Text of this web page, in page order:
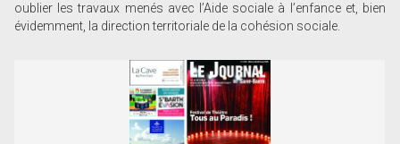
oublier les travaux menés avec l’Aide sociale à l’enfance et, bien
évidemment, la direction territoriale de la cohésion sociale.